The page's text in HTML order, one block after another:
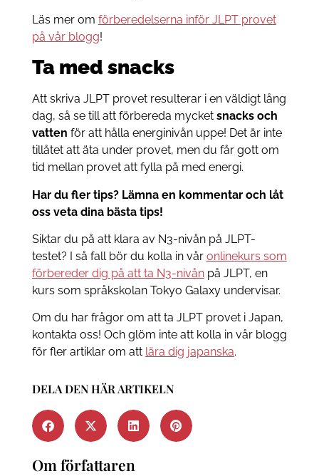
Läs mer om förberedelserna inför JLPT provet
på vår blogg!
Ta med snacks
Att skriva JLPT provet resulterar i en väldigt lång
dag, så se till att förbereda mycket snacks och
vatten för att hålla energinivån uppe! Det är inte
tillåtet att äta under provet, men du får gott om
tid mellan provet att fylla på med energi.
Har du fler tips? Lämna en kommentar och låt
oss veta dina bästa tips!
Siktar du på att klara av N3-nivån på JLPT-
testet? I så fall bör du kolla in vår onlinekurs som
förbereder dig på att ta N3-nivånpå JLPT, en
kurs som språkskolan Tokyo Galaxy undervisar.
Om du har frågor om att ta JLPT provet i Japan,
kontakta oss! Och glöm inte att kolla in vår blogg
för fler artiklar om att lära dig japanska.
DELA DEN HÄR ARTIKELN
Om författaren